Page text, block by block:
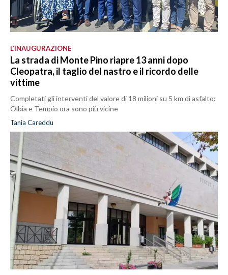
L’INAUGURAZIONE
La strada di Monte Pino riapre 13 anni dopo
Cleopatra, il taglio del nastro e il ricordo delle
vittime
Completati gli interventi del valore di 18 milioni su 5 km di asfalto:
Olbia e Tempio ora sono più vicine
Tania Careddu